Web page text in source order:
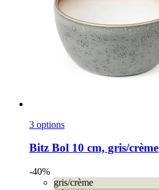
3 options
Bitz Bol 10 cm, gris/crème
-40%
gris/crème